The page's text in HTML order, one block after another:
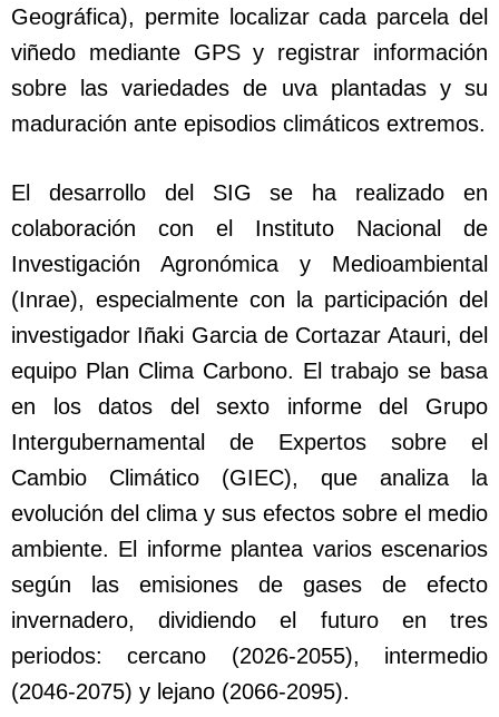
Geográfica), permite localizar cada parcela del
viñedo mediante GPS y registrar información
sobre las variedades de uva plantadas y su
maduración ante episodios climáticos extremos.
El desarrollo del SIG se ha realizado en
colaboración con el Instituto Nacional de
Investigación Agronómica y Medioambiental
(Inrae), especialmente con la participación del
investigador Iñaki Garcia de Cortazar Atauri, del
equipo Plan Clima Carbono. El trabajo se basa
en los datos del sexto informe del Grupo
Intergubernamental de Expertos sobre el
Cambio Climático (GIEC), que analiza la
evolución del clima y sus efectos sobre el medio
ambiente. El informe plantea varios escenarios
según las emisiones de gases de efecto
invernadero, dividiendo el futuro en tres
periodos: cercano (2026-2055), intermedio
(2046-2075) y lejano (2066-2095).